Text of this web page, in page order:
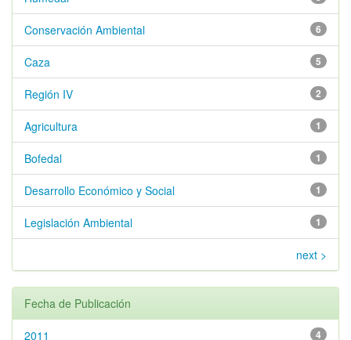
6
Conservación Ambiental
5
Caza
2
Región IV
1
Agricultura
1
Bofedal
1
Desarrollo Económico y Social
1
Legislación Ambiental
next >
Fecha de Publicación
4
2011